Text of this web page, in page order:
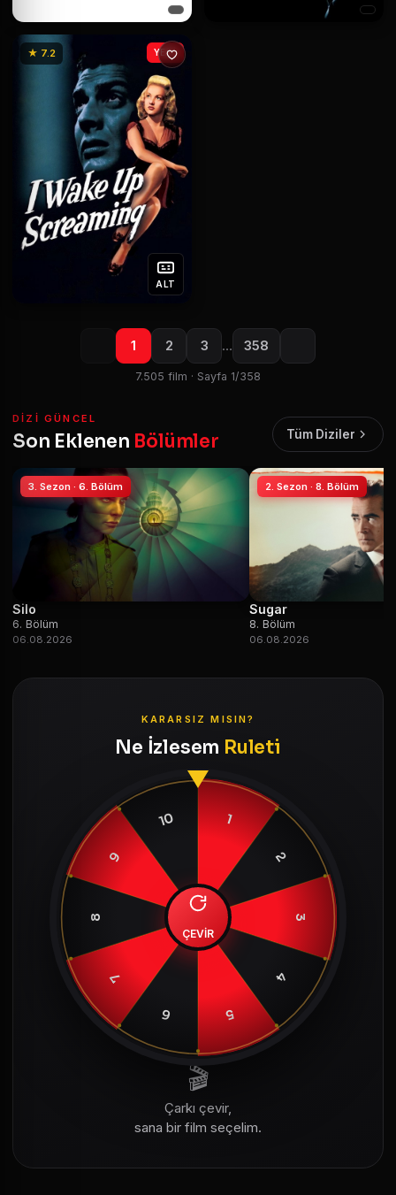
★ 7.2
ALT
YENİ
1 2 3 … 358
7.505 film · Sayfa 1/358
DIZI GÜNCEL
Son Eklenen Bölümler Tüm Diziler
3. Sezon · 6. Bölüm
Silo
6. Bölüm
06.08.2026
2. Sezon · 8. Bölüm
Sugar
8. Bölüm
06.08.2026
KARARSIZ MISIN?
Ne İzlesem Ruleti
1
2
3
4
5
6
7
8
9
10
ÇEVİR
🎬
Çarkı çevir,
sana bir film seçelim.